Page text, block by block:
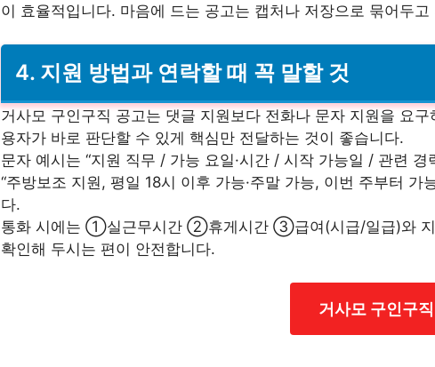
이 효율적입니다. 마음에 드는 공고는 캡처나 저장으로 묶어두
4. 지원 방법과 연락할 때 꼭 말할 것
거사모 구인구직 공고는 댓글 지원보다 전화나 문자 지원을 요
용자가 바로 판단할 수 있게 핵심만 전달하는 것이 좋습니다.
문자 예시는 “지원 직무 / 가능 요일·시간 / 시작 가능일 / 관련
“주방보조 지원, 평일 18시 이후 가능·주말 가능, 이번 주부터
다.
통화 시에는 ①실근무시간 ②휴게시간 ③급여(시급/일급)와
확인해 두시는 편이 안전합니다.
거사모 구인구직